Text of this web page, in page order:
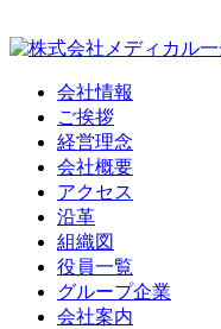
会社情報
ご挨拶
経営理念
会社概要
アクセス
沿革
組織図
役員一覧
グループ企業
会社案内